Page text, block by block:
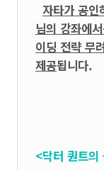
자타가 공인
님의 강좌에
이딩 전략 무
제공됩니다.
<닥터 퀀트